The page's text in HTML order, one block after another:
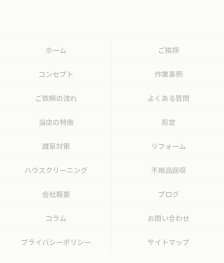
ホーム ご挨拶
コンセプト 作業事例
ご依頼の流れ よくある質問
当店の特徴 剪定
雑草対策 リフォーム
ハウスクリーニング 不用品回収
会社概要 ブログ
コラム お問い合わせ
プライバシーポリシー サイトマップ